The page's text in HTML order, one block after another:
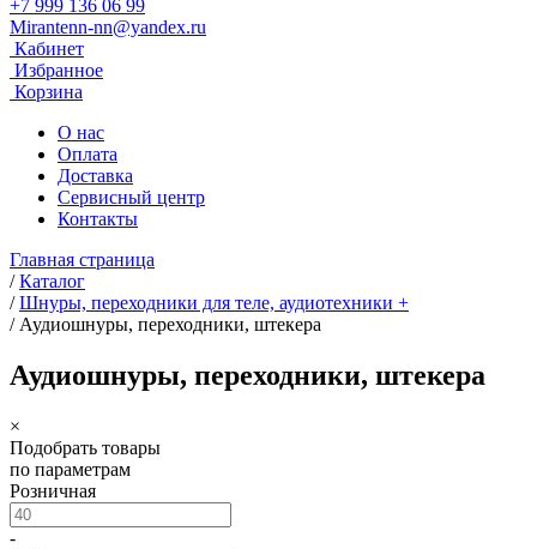
+7 999 136 06 99
Mirantenn-nn@yandex.ru
Кабинет
Избранное
Корзина
О нас
Оплата
Доставка
Сервисный центр
Контакты
Главная страница
/ Каталог
/ Шнуры, переходники для теле, аудиотехники +
/ Аудиошнуры, переходники, штекера
Аудиошнуры, переходники, штекера
×
Подобрать товары
по параметрам
Розничная
-